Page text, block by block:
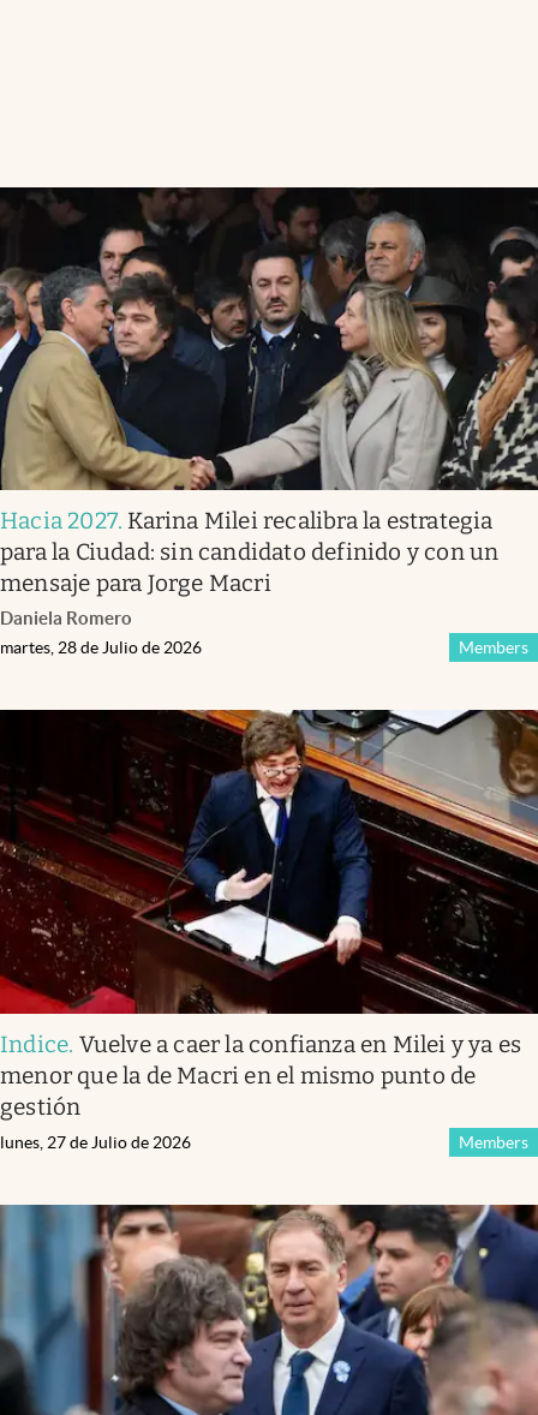
Hacia 2027. Karina Milei recalibra la estrategia
para la Ciudad: sin candidato definido y con un
mensaje para Jorge Macri
Daniela Romero
Members
martes, 28 de Julio de 2026
Indice. Vuelve a caer la confianza en Milei y ya es
menor que la de Macri en el mismo punto de
gestión
Members
lunes, 27 de Julio de 2026